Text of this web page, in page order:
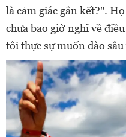
là cảm giác gắn kết?".
chưa bao giờ nghĩ về
tôi thực sự muốn đào